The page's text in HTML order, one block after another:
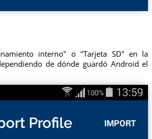
interno" o "Tarjeta SD" en la
de dónde guardó Android el